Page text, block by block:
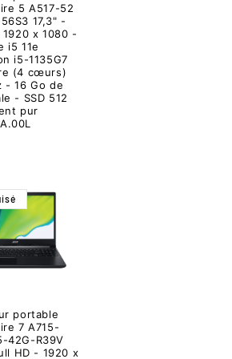
5 A517-52
17,3" -
x 1080 -
i5 11e
i5-1135G7
(4 cœurs)
- 16 Go de
- SSD 512
pur
portable
7 A715-
42G-R39V
HD - 1920 x